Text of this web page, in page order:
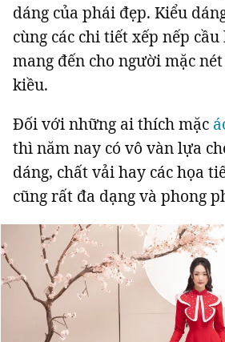
Đặt báo Quảng cáo RSS Tòa
Tổng biên tập: Nguyễn Ngọc Toàn
Phó tổng biên tập: Hải Thành
Ủy viên Ban biên tập - Tổng Thư ký tòa
© 2003-2026 Bản quyền thuộc về Báo
dưới mọi hình thức nếu không có sự chấp
Phát triển bởi ePi Technologies, JSC.
dáng của phái đẹp. Kiểu
cùng các chi tiết xếp nếp
mang đến cho người mặc
kiều.
Đối với những ai thích mặc
thì năm nay có vô vàn lựa
dáng, chất vải hay các họa
cũng rất đa dạng và phong